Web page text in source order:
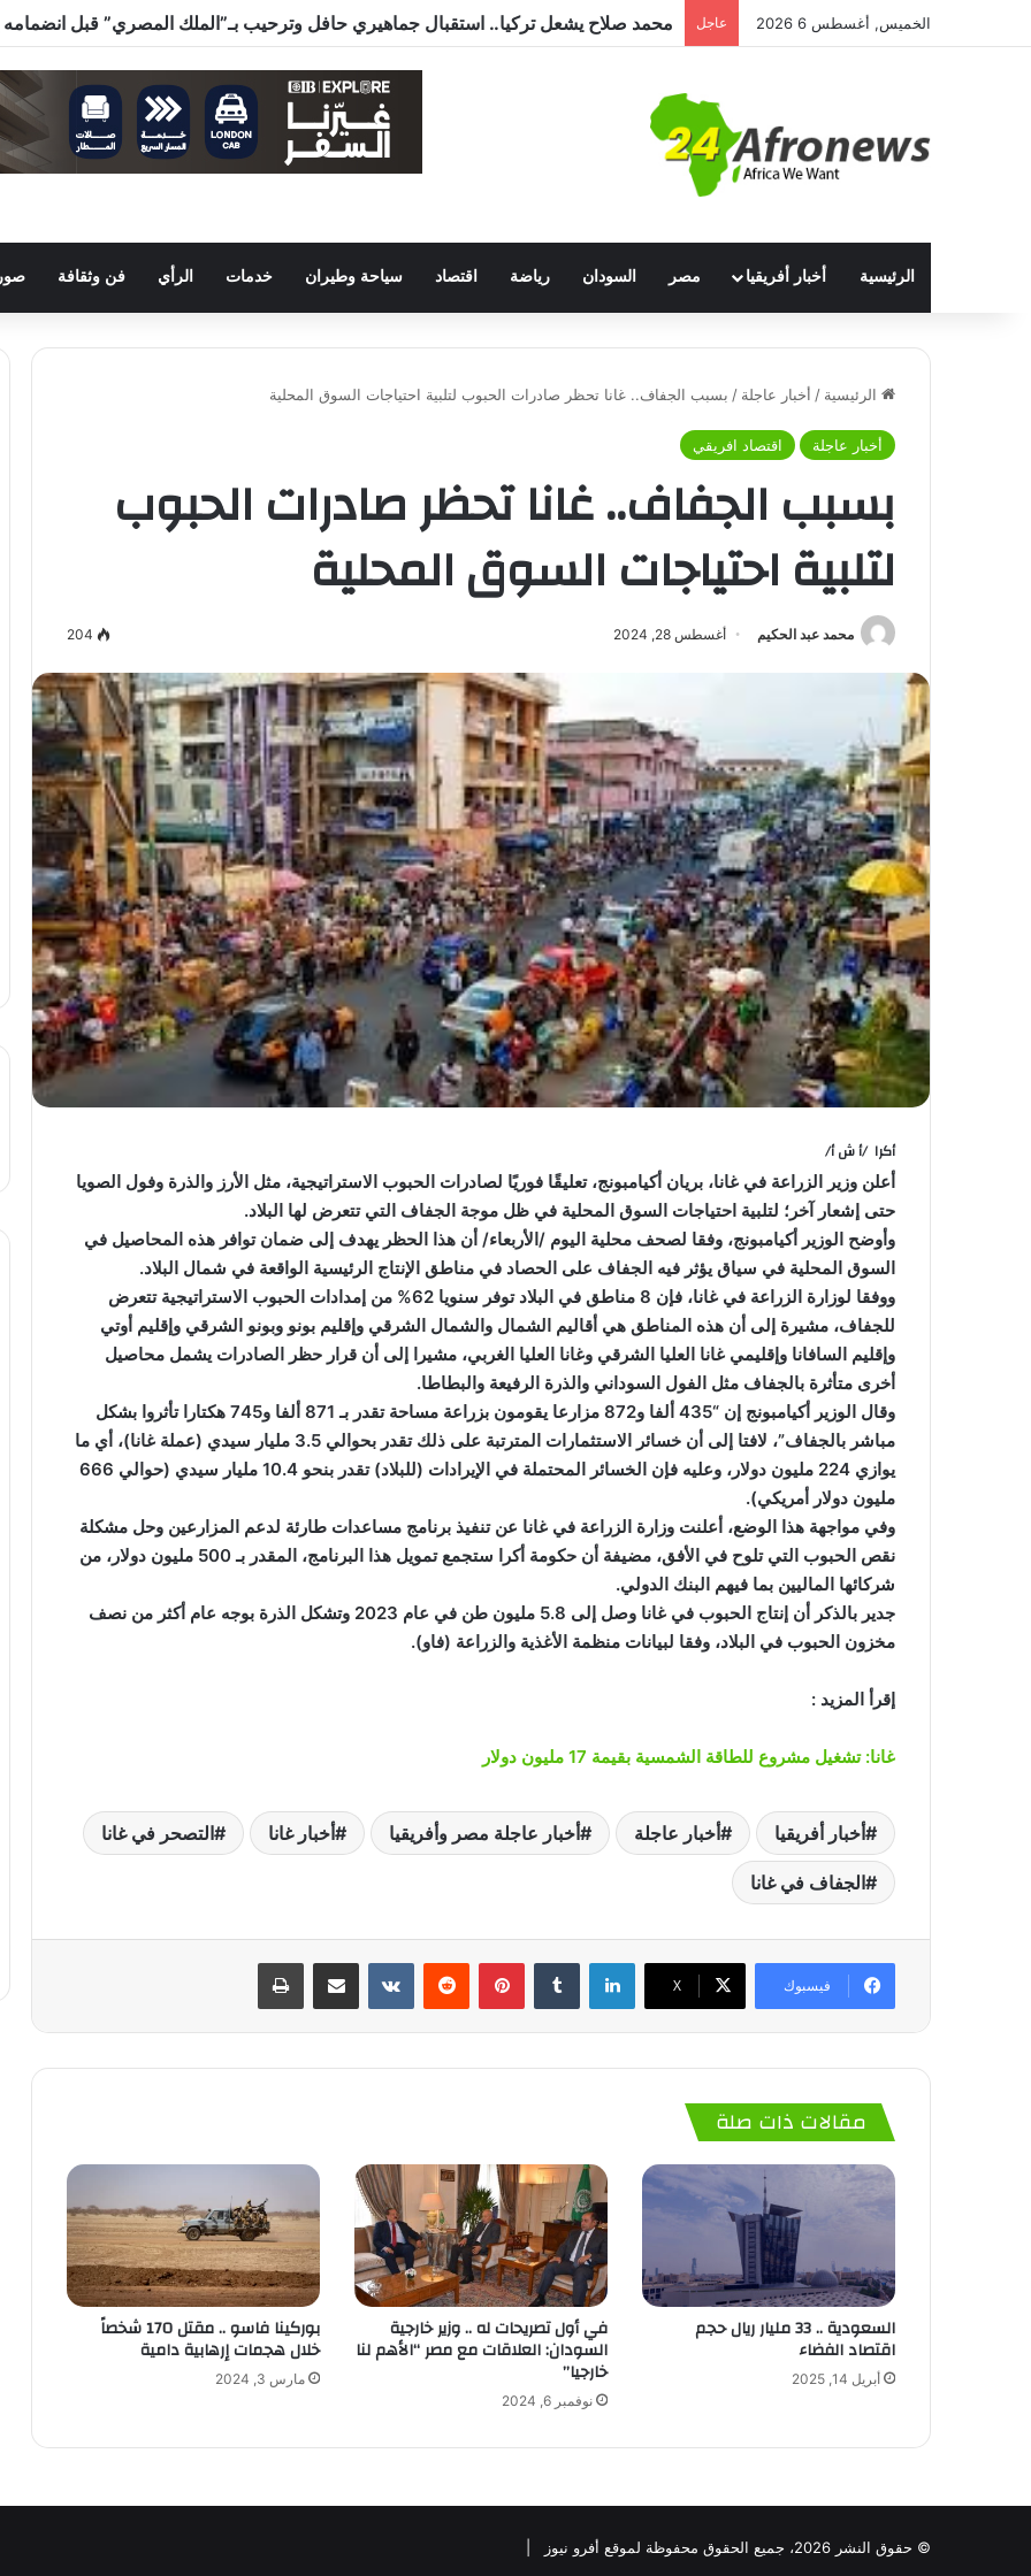
الخميس, أغسطس 6 2026 عاجل
الرئيسية أخبار أفريقيا مصر السودان رياضة اقتصاد سياحة وطيران خدمات الرأي فن وثقافة
الرئيسية / أخبار عاجلة / بسبب الجفاف.. غانا تحظر صادرات الحبوب لتلبية احتياجات السوق المحلية
أخبار عاجلة اقتصاد افريقي
بسبب الجفاف.. غانا تحظر صادرات الحبوب
لتلبية احتياجات السوق المحلية
محمد عبد الحكيم أغسطس 28, 2024 204
أكرا /أ ش أ/
أعلن وزير الزراعة في غانا، بريان أكيامبونج، تعليقًا فوريًا لصادرات الحبوب الاستراتيجية، مثل الأرز والذرة وفول الصويا
حتى إشعار آخر؛ لتلبية احتياجات السوق المحلية في ظل موجة الجفاف التي تتعرض لها البلاد.
وأوضح الوزير أكيامبونج، وفقا لصحف محلية اليوم /الأربعاء/ أن هذا الحظر يهدف إلى ضمان توافر هذه المحاصيل في
السوق المحلية في سياق يؤثر فيه الجفاف على الحصاد في مناطق الإنتاج الرئيسية الواقعة في شمال البلاد.
ووفقا لوزارة الزراعة في غانا، فإن 8 مناطق في البلاد توفر سنويا 62% من إمدادات الحبوب الاستراتيجية تتعرض
للجفاف، مشيرة إلى أن هذه المناطق هي أقاليم الشمال والشمال الشرقي وإقليم بونو وبونو الشرقي وإقليم أوتي
وإقليم السافانا وإقليمي غانا العليا الشرقي وغانا العليا الغربي، مشيرا إلى أن قرار حظر الصادرات يشمل محاصيل
أخرى متأثرة بالجفاف مثل الفول السوداني والذرة الرفيعة والبطاطا.
وقال الوزير أكيامبونج إن “435 ألفا و872 مزارعا يقومون بزراعة مساحة تقدر بـ 871 ألفا و745 هكتارا تأثروا بشكل
مباشر بالجفاف”، لافتا إلى أن خسائر الاستثمارات المترتبة على ذلك تقدر بحوالي 3.5 مليار سيدي (عملة غانا)، أي ما
يوازي 224 مليون دولار، وعليه فإن الخسائر المحتملة في الإيرادات (للبلاد) تقدر بنحو 10.4 مليار سيدي (حوالي 666
مليون دولار أمريكي).
وفي مواجهة هذا الوضع، أعلنت وزارة الزراعة في غانا عن تنفيذ برنامج مساعدات طارئة لدعم المزارعين وحل مشكلة
نقص الحبوب التي تلوح في الأفق، مضيفة أن حكومة أكرا ستجمع تمويل هذا البرنامج، المقدر بـ 500 مليون دولار، من
شركائها الماليين بما فيهم البنك الدولي.
جدير بالذكر أن إنتاج الحبوب في غانا وصل إلى 5.8 مليون طن في عام 2023 وتشكل الذرة بوجه عام أكثر من نصف
مخزون الحبوب في البلاد، وفقا لبيانات منظمة الأغذية والزراعة (فاو).
إقرأ المزيد :
غانا: تشغيل مشروع للطاقة الشمسية بقيمة 17 مليون دولار
أخبار أفريقيا أخبار عاجلة أخبار عاجلة مصر وأفريقيا أخبار غانا التصحر في غانا
الجفاف في غانا
فيسبوك ‫X
لينكدإن بينتيريست
مقالات ذات صلة
السعودية .. 33 مليار ريال حجم
اقتصاد الفضاء
أبريل 14, 2025
في أول تصريحات له .. وزير خارجية
السودان: العلاقات مع مصر “الأهم لنا
خارجيا”
نوفمبر 6, 2024
بوركينا فاسو .. مقتل 170 شخصاً
خلال هجمات إرهابية دامية
مارس 3, 2024
© حقوق النشر 2026، جميع الحقوق محفوظة لموقع أفرو نيوز |